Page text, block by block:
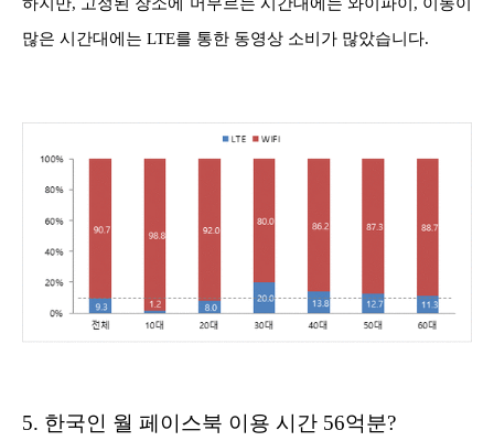
많은 시간대에는 LTE를 통한 동영상 소비가 많았습니다.
5. 한국인 월 페이스북 이용 시간 56억분?